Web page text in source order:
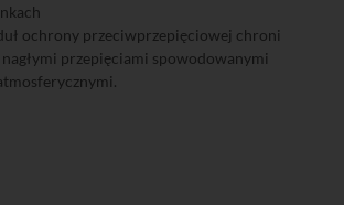
ochrony przeciwprzepięciowej chroni
przepięciami spowodowanymi